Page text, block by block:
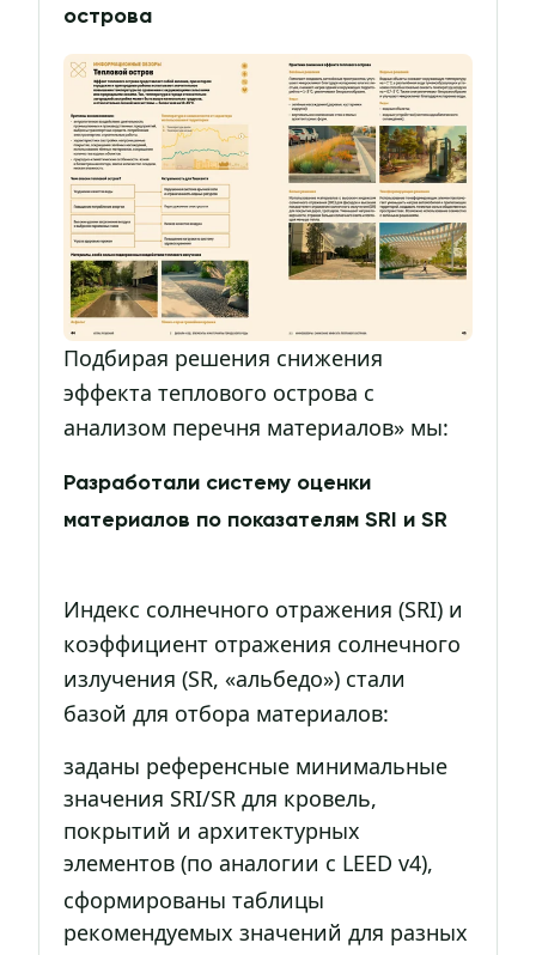
острова
Подбирая решения снижения
эффекта теплового острова с
анализом перечня материалов» мы:
Разработали систему оценки
материалов по показателям SRI и SR
Индекс солнечного отражения (SRI) и
коэффициент отражения солнечного
излучения (SR, «альбедо») стали
базой для отбора материалов:
заданы референсные минимальные
значения SRI/SR для кровель,
покрытий и архитектурных
элементов (по аналогии с LEED v4),
сформированы таблицы
рекомендуемых значений для разных